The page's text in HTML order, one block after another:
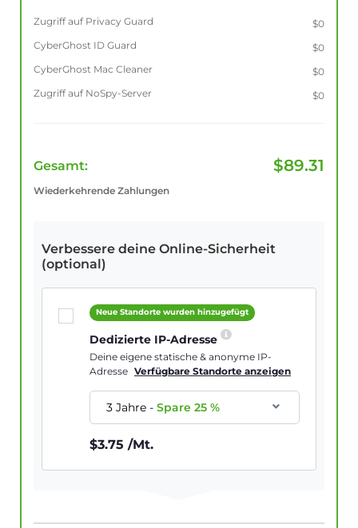
Zugriff auf Privacy Guard
$0
CyberGhost ID Guard
$0
CyberGhost Mac Cleaner
$0
Zugriff auf NoSpy-Server
$0
Gesamt: $89.31
Wiederkehrende Zahlungen
Verbessere deine Online-Sicherheit
(optional)
Neue Standorte wurden hinzugefügt
Dedizierte IP-Adresse
Deine eigene statische & anonyme IP-
Adresse Verfügbare Standorte anzeigen
3 Jahre-Spare25 %
$3.75 /Mt.